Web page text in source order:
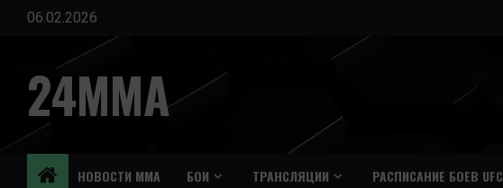
Перейти
содержимому
06.02.2026
24MMA
НОВОСТИ ММА БОИ ТРАНСЛЯЦИИ РАСПИСАНИЕ БОЕВ UFC